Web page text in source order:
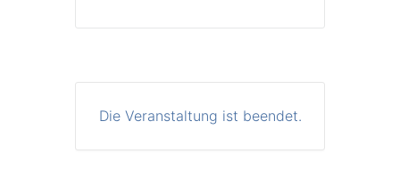
Die Veranstaltung ist beendet.